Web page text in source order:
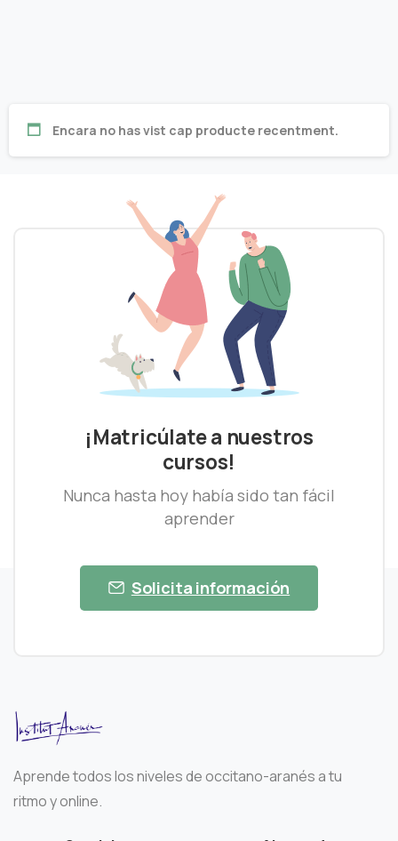
Encara no has vist cap producte recentment.
¡Matricúlate a nuestros
cursos!
Nunca hasta hoy había sido tan fácil
aprender
Solicita información
Aprende todos los niveles de occitano-aranés a tu
ritmo y online.